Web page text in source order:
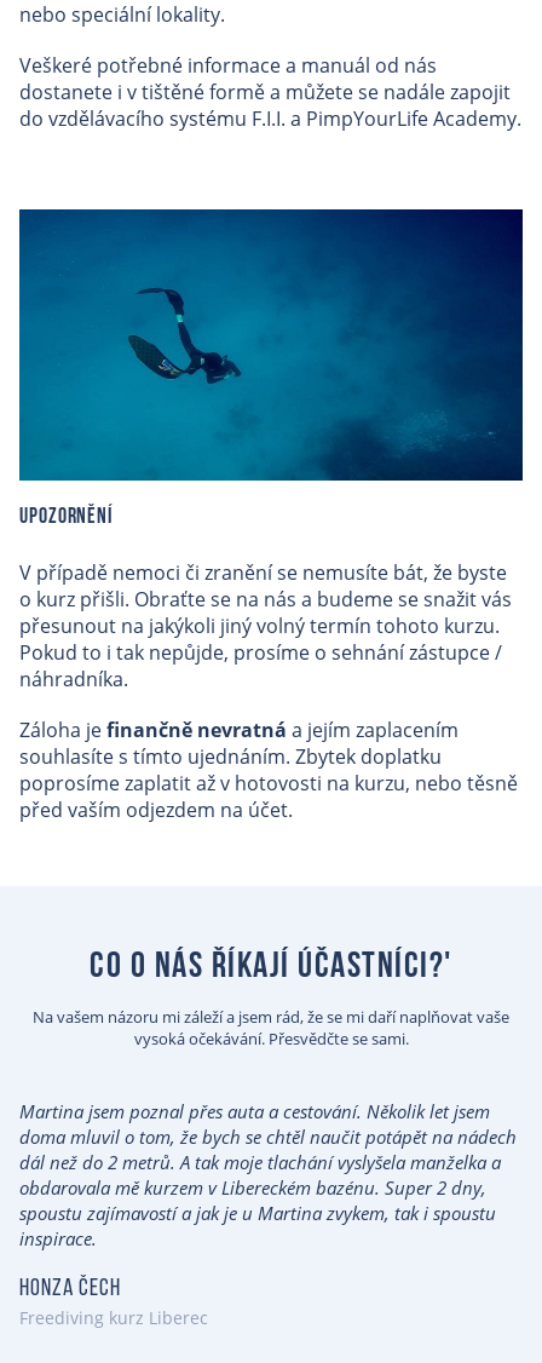
nebo speciální lokality.
Veškeré potřebné informace a manuál od nás
dostanete i v tištěné formě a můžete se nadále zapojit
do vzdělávacího systému F.I.I. a PimpYourLife Academy.
Upozornění
V případě nemoci či zranění se nemusíte bát, že byste
o kurz přišli. Obraťte se na nás a budeme se snažit vás
přesunout na jakýkoli jiný volný termín tohoto kurzu.
Pokud to i tak nepůjde, prosíme o sehnání zástupce /
náhradníka.
Záloha jefinančně nevratná a jejím zaplacením
souhlasíte s tímto ujednáním. Zbytek doplatku
poprosíme zaplatit až v hotovosti na kurzu, nebo těsně
před vaším odjezdem na účet.
co o nás říkají účastníci?'
Na vašem názoru mi záleží a jsem rád, že se mi daří naplňovat vaše
vysoká očekávání. Přesvědčte se sami.
Martina jsem poznal přes auta a cestování. Několik let jsem
doma mluvil o tom, že bych se chtěl naučit potápět na nádech
dál než do 2 metrů. A tak moje tlachání vyslyšela manželka a
obdarovala mě kurzem v Libereckém bazénu. Super 2 dny,
spoustu zajímavostí a jak je u Martina zvykem, tak i spoustu
inspirace.
Honza Čech
Freediving kurz Liberec